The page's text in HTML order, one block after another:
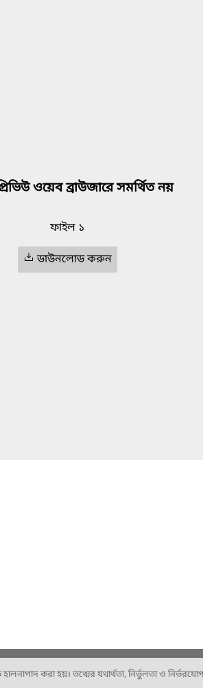
ওয়েব ব্রাউজারে সমর্থিত নয়
ফাইল ১
ডাউনলোড করুন
করা হয়। তথ্যের যথার্থতা, নির্ভুলতা ও